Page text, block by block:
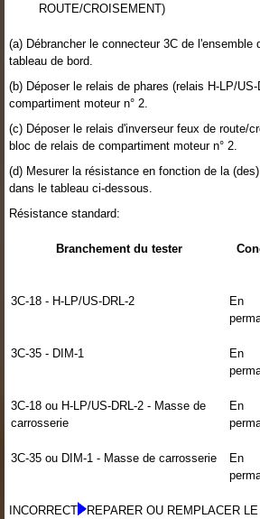
ROUTE/CROISEMENT)
(a) Débrancher le connecteur 3C de l'ensemble
tableau de bord.
(b) Déposer le relais de phares (relais H-LP/
compartiment moteur n° 2.
(c) Déposer le relais d'inverseur feux de route/
bloc de relais de compartiment moteur n° 2.
(d) Mesurer la résistance en fonction de la
dans le tableau ci-dessous.
Résistance standard:
Branchement du tester
3C-18 - H-LP/US-DRL-2
En
3C-35 - DIM-1
En
3C-18 ou H-LP/US-DRL-2 - Masse de
carrosserie
En
3C-35 ou DIM-1 - Masse de carrosserie
En
INCORRECT
REPARER OU REMPLACER